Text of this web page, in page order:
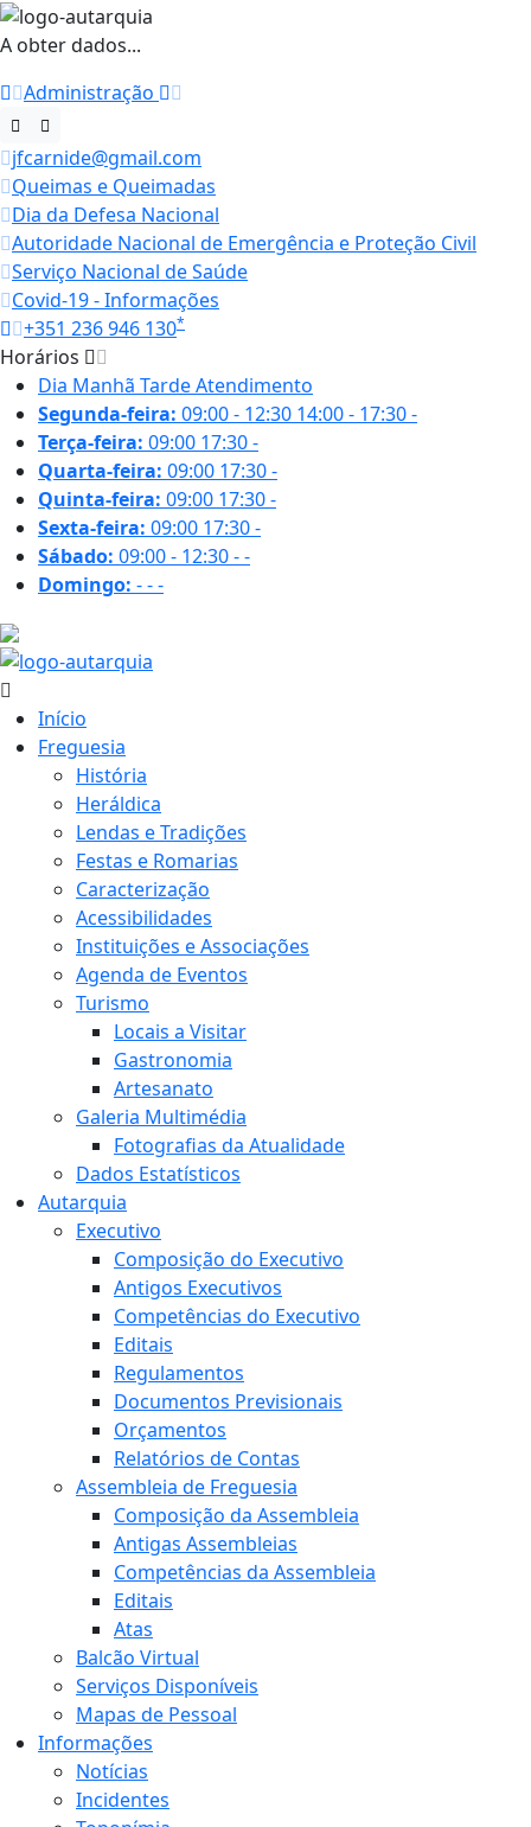
A obter dados...
Administração
jfcarnide@gmail.com
Queimas e Queimadas
Dia da Defesa Nacional
Autoridade Nacional de Emergência e Proteção Civil
Serviço Nacional de Saúde
Covid-19 - Informações
+351 236 946 130*
Horários
Dia Manhã TardeAtendimento
Segunda-feira: 09:00 - 12:30 14:00 - 17:30-
Terça-feira: 09:00 17:30-
Quarta-feira: 09:00 17:30-
Quinta-feira: 09:00 17:30-
Sexta-feira: 09:00 17:30-
Sábado: 09:00 - 12:30--
Domingo: ---
Início
Freguesia
História
Heráldica
Lendas e Tradições
Festas e Romarias
Caracterização
Acessibilidades
Instituições e Associações
Agenda de Eventos
Turismo
Locais a Visitar
Gastronomia
Artesanato
Galeria Multimédia
Fotografias da Atualidade
Dados Estatísticos
Autarquia
Executivo
Composição do Executivo
Antigos Executivos
Competências do Executivo
Editais
Regulamentos
Documentos Previsionais
Orçamentos
Relatórios de Contas
Assembleia de Freguesia
Composição da Assembleia
Antigas Assembleias
Competências da Assembleia
Editais
Atas
Balcão Virtual
Serviços Disponíveis
Mapas de Pessoal
Informações
Notícias
Incidentes